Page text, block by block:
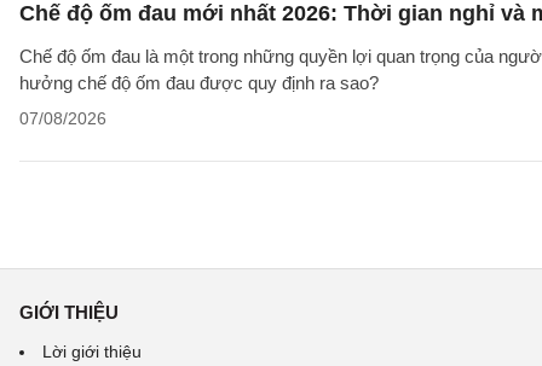
Chế độ ốm đau mới nhất 2026: Thời gian nghỉ và
Chế độ ốm đau là một trong những quyền lợi quan trọng của
hưởng chế độ ốm đau được quy định ra sao?
07/08/2026
GIỚI THIỆU
Lời giới thiệu